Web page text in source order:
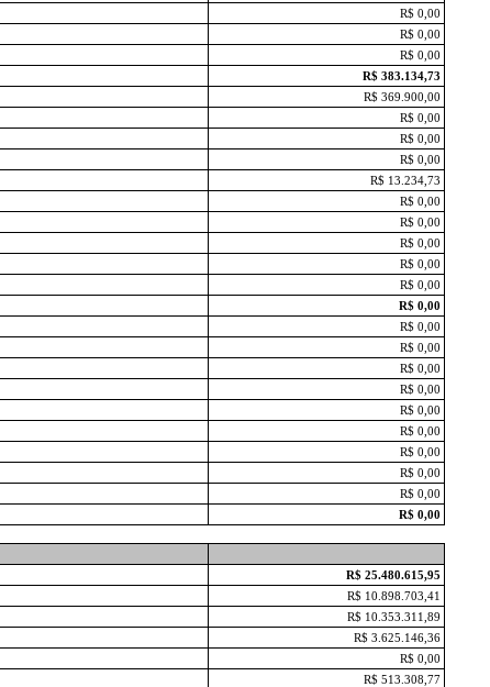
R$ 0,00
R$ 0,00
R$ 0,00
R$ 383.134,73
R$ 369.900,00
R$ 0,00
R$ 0,00
R$ 0,00
R$ 13.234,73
R$ 0,00
R$ 0,00
R$ 0,00
R$ 0,00
R$ 0,00
R$ 0,00
R$ 0,00
R$ 0,00
R$ 0,00
R$ 0,00
R$ 0,00
R$ 0,00
R$ 0,00
R$ 0,00
R$ 0,00
R$ 0,00
R$ 25.480.615,95
R$ 10.898.703,41
R$ 10.353.311,89
R$ 3.625.146,36
R$ 0,00
R$ 513.308,77